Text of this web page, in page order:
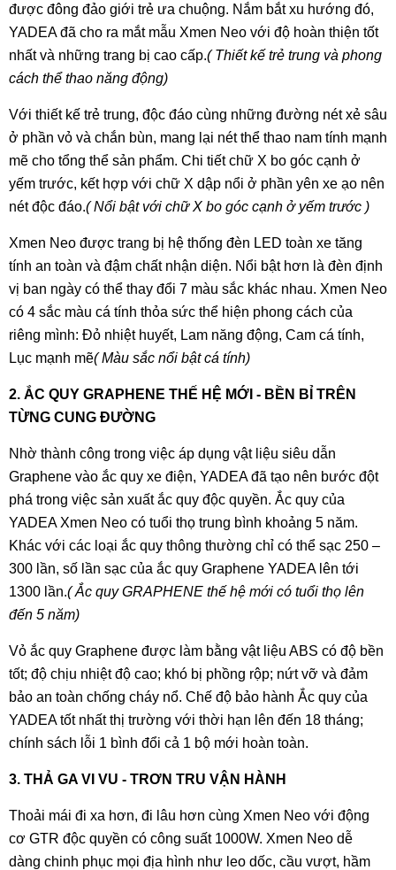
được đông đảo giới trẻ ưa chuộng. Nắm bắt xu hướng đó,
YADEA đã cho ra mắt mẫu Xmen Neo với độ hoàn thiện tốt
nhất và những trang bị cao cấp.( Thiết kế trẻ trung và phong
cách thể thao năng động)
Với thiết kế trẻ trung, độc đáo cùng những đường nét xẻ sâu
ở phần vỏ và chắn bùn, mang lại nét thể thao nam tính mạnh
mẽ cho tổng thể sản phẩm. Chi tiết chữ X bo góc cạnh ở
yếm trước, kết hợp với chữ X dập nổi ở phần yên xe ạo nên
nét độc đáo.( Nổi bật với chữ X bo góc cạnh ở yếm trước )
Xmen Neo được trang bị hệ thống đèn LED toàn xe tăng
tính an toàn và đậm chất nhận diện. Nổi bật hơn là đèn định
vị ban ngày có thể thay đổi 7 màu sắc khác nhau. Xmen Neo
có 4 sắc màu cá tính thỏa sức thể hiện phong cách của
riêng mình: Đỏ nhiệt huyết, Lam năng động, Cam cá tính,
Lục mạnh mẽ( Màu sắc nổi bật cá tính)
2. ẮC QUY GRAPHENE THẾ HỆ MỚI - BỀN BỈ TRÊN
TỪNG CUNG ĐƯỜNG
Nhờ thành công trong việc áp dụng vật liệu siêu dẫn
Graphene vào ắc quy xe điện, YADEA đã tạo nên bước đột
phá trong việc sản xuất ắc quy độc quyền. Ắc quy của
YADEA Xmen Neo có tuổi thọ trung bình khoảng 5 năm.
Khác với các loại ắc quy thông thường chỉ có thể sạc 250 –
300 lần, số lần sạc của ắc quy Graphene YADEA lên tới
1300 lần.( Ắc quy GRAPHENE thế hệ mới có tuổi thọ lên
đến 5 năm)
Vỏ ắc quy Graphene được làm bằng vật liệu ABS có độ bền
tốt; độ chịu nhiệt độ cao; khó bị phồng rộp; nứt vỡ và đảm
bảo an toàn chống cháy nổ. Chế độ bảo hành Ắc quy của
YADEA tốt nhất thị trường với thời hạn lên đến 18 tháng;
chính sách lỗi 1 bình đổi cả 1 bộ mới hoàn toàn.
3. THẢ GA VI VU - TRƠN TRU VẬN HÀNH
Thoải mái đi xa hơn, đi lâu hơn cùng Xmen Neo với động
cơ GTR độc quyền có công suất 1000W. Xmen Neo dễ
dàng chinh phục mọi địa hình như leo dốc, cầu vượt, hầm